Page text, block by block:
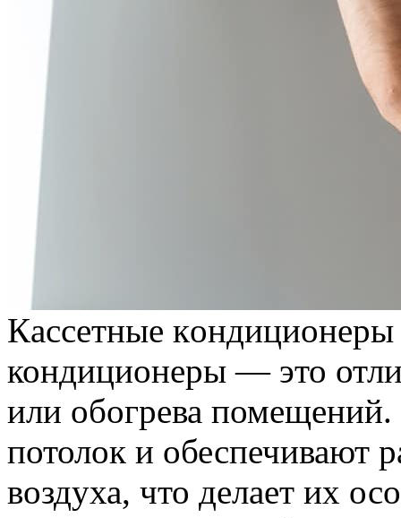
Кaссeтныe
кондиционеры — это
или обогрева
потолок и обеспечивают
воздуха, что делает их